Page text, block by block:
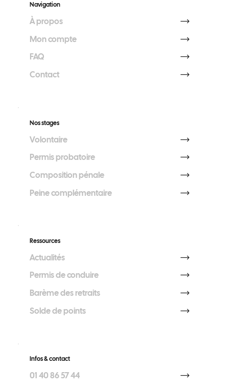
Rouler sans assurance : désormais repéré
Ressources
Actualités
Permis de conduire
Barème des retraits
Solde de points
Nos stages
Volontaire
Permis probatoire
Composition pénale
Peine complémentaire
Infos & contact
01 40 86 57 44
Navigation
À propos
Mon compte
FAQ
Contact